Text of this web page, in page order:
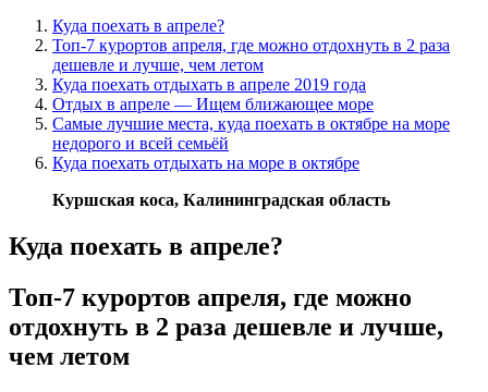
Куда поехать в апреле?
Топ-7 курортов апреля, где можно отдохнуть в 2 раза
дешевле и лучше, чем летом
Куда поехать отдыхать в апреле 2019 года
Отдых в апреле — Ищем ближающее море
Самые лучшие места, куда поехать в октябре на море
недорого и всей семьёй
Куда поехать отдыхать на море в октябре
Куршская коса, Калининградская область
Куда поехать в апреле?
Топ-7 курортов апреля, где можно
отдохнуть в 2 раза дешевле и лучше,
чем летом